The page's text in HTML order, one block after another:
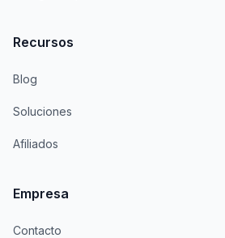
Recursos
Blog
Soluciones
Afiliados
Empresa
Contacto